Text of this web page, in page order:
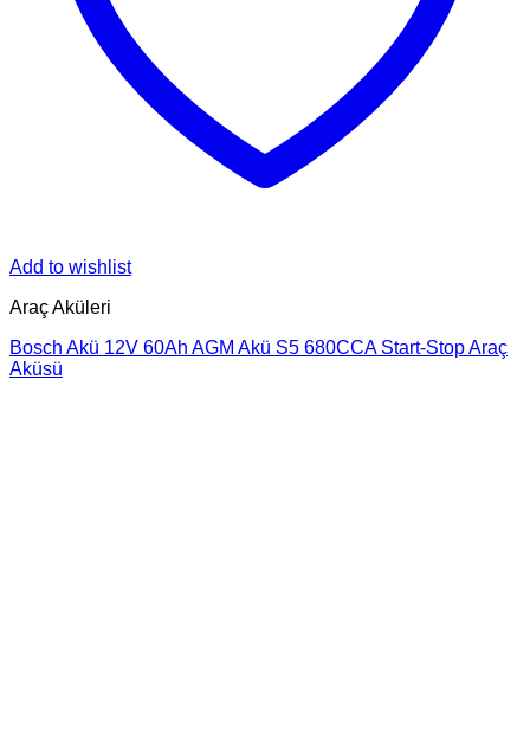
Add to wishlist
Araç Aküleri
Bosch Akü 12V 60Ah AGM Akü S5 680CCA Start-Stop Araç
Aküsü